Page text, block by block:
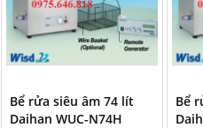
Bể rửa siêu âm 74 lít
Daihan WUC-N74H
Bể